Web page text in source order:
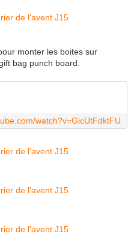
monter les boites sur
bag punch board.
watch?v=GicUtFdktFU